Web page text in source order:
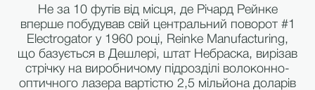
Не за 10 футів від місця, де Річард Рейнке
вперше побудував свій центральний поворот #1
Electrogator у 1960 році, Reinke Manufacturing,
що базується в Дешлері, штат Небраска, вирізав
стрічку на виробничому підрозділі волоконно-
оптичного лазера вартістю 2,5 мільйона доларів